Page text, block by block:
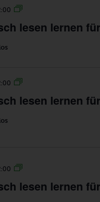
lesen lernen
lesen lernen
lesen lernen